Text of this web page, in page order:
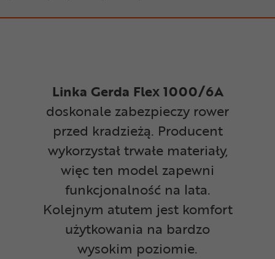
Linka Gerda Flex 1000/6A
doskonale zabezpieczy rower
przed kradzieżą. Producent
wykorzystał trwałe materiały,
więc ten model zapewni
funkcjonalność na lata.
Kolejnym atutem jest komfort
użytkowania na bardzo
wysokim poziomie.